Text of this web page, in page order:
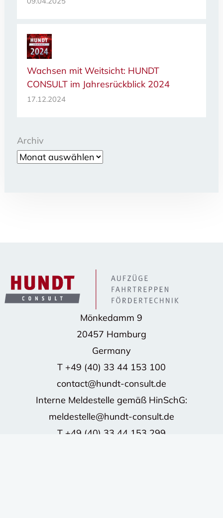
Wachsen mit Weitsicht: HUNDT
CONSULT im Jahresrückblick 2024
17.12.2024
Archiv
Mönkedamm 9
20457 Hamburg
Germany
T +49 (40) 33 44 153 100
contact@hundt-consult.de
Interne Meldestelle gemäß HinSchG:
meldestelle@hundt-consult.de
T +49 (40) 33 44 153 299